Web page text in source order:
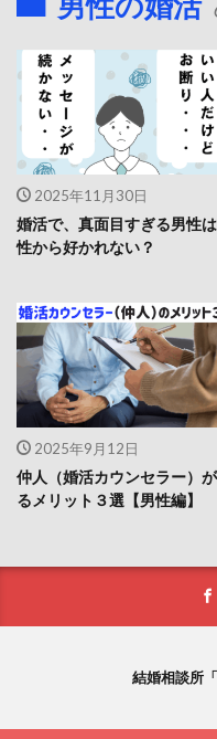
2025年11月30日
婚活で、真面目すぎる男性
性から好かれない？
2025年9月12日
仲人（婚活カウンセラー）
るメリット３選【男性編】
結婚相談所